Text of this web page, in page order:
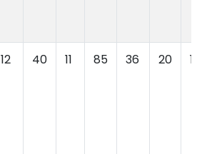
12 40 11 85 36 20